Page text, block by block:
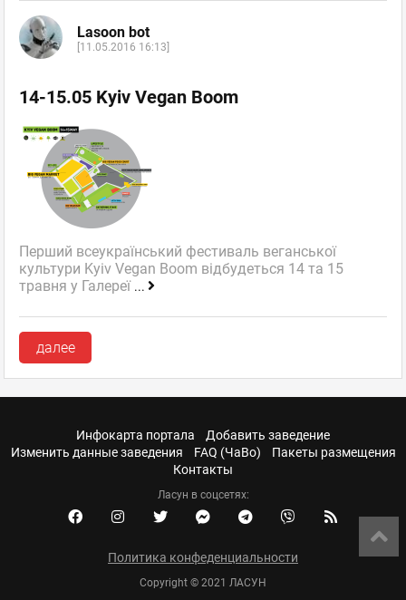
Lasoon bot
[11.05.2016 16:13]
14-15.05 Kyiv Vegan Boom
Перший всеукраїнський фестиваль веганської
культури Kyiv Vegan Boom відбудеться 14 та 15
травня у Галереї ...
далее
Инфокарта портала
Добавить заведение
Изменить данные заведения
FAQ (ЧаВо)
Пакеты размещения
Контакты
Ласун в соцсетях:
Политика конфеденциальности
Copyright © 2021 ЛАСУН